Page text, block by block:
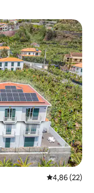
Gemiddelde
4,86 (22)